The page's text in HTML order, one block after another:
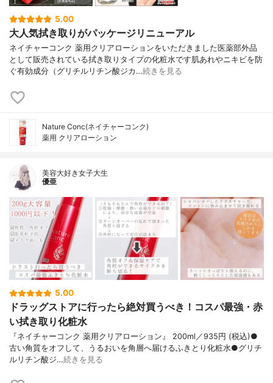
5.00
大人気拭き取りがパッケージリニューアル
ネイチャーコンク 薬用クリアローションをいただきました医薬部外品
として販売されている拭き取りタイプの化粧水です肌あれやニキビを防
ぐ有効成分（グリチルリチン酸ジカ…続きを見る
Nature Conc(ネイチャーコンク)
薬用 クリアローション
美容大好き女子大生
優亜
5.00
ドラッグストアに行ったら絶対買うべき！コスパ最強・赤
い拭き取り化粧水
『ネイチャーコンク 薬用クリアローション』 200ml／935円 (税込)●
古い角質をオフして、うるおいを角層へ届けるふきとり化粧水●グリチ
ルリチン酸ジ…続きを見る